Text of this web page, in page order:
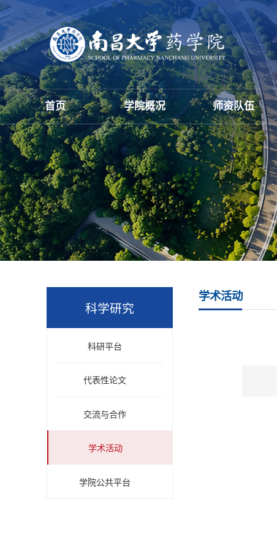
首页 学院概况 师资队伍
科学研究
科研平台
代表性论文
交流与合作
学术活动
学院公共平台
学术活动